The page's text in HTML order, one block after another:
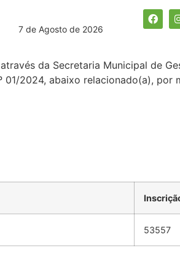
7 de Agosto de 2026
através da Secretaria Municipal de
2024, abaixo relacionado(a), por
53557